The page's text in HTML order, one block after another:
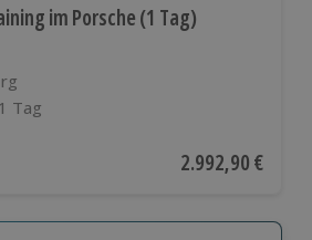
im Porsche (1 Tag)
1 Tag
Aktueller Preis
2.992,90 €